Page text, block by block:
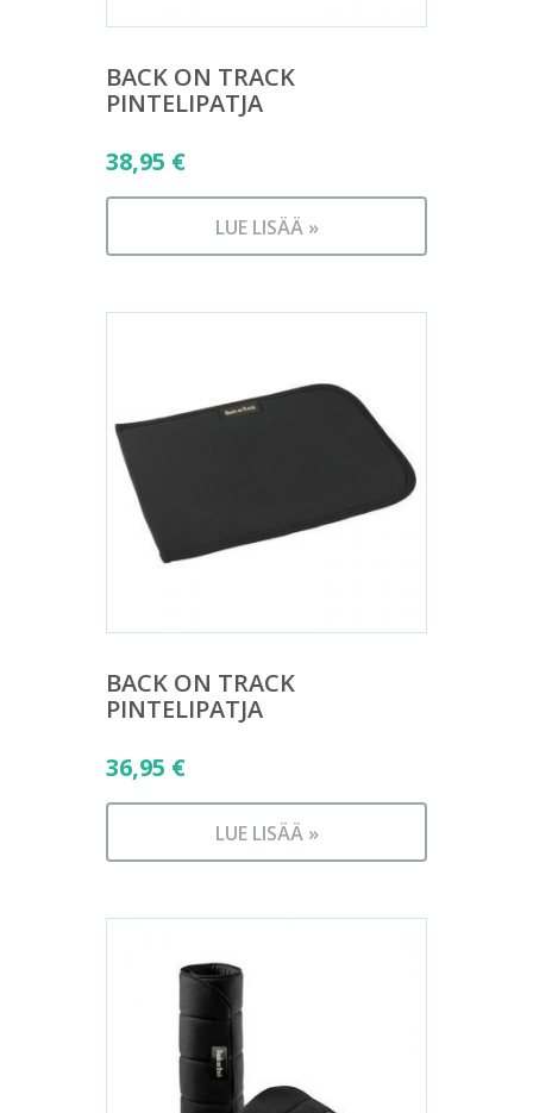
BACK ON TRACK
PINTELIPATJA
38,95 €
LUE LISÄÄ »
BACK ON TRACK
PINTELIPATJA
36,95 €
LUE LISÄÄ »